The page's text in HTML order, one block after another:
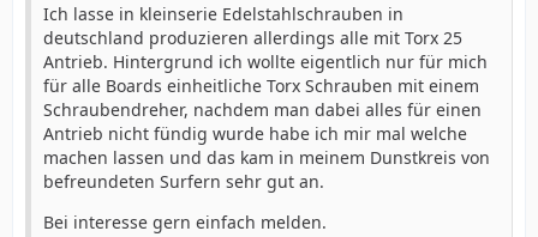
Ich lasse in kleinserie Edelstahlschrauben in
deutschland produzieren allerdings alle mit Torx 25
Antrieb. Hintergrund ich wollte eigentlich nur für mich
für alle Boards einheitliche Torx Schrauben mit einem
Schraubendreher, nachdem man dabei alles für einen
Antrieb nicht fündig wurde habe ich mir mal welche
machen lassen und das kam in meinem Dunstkreis von
befreundeten Surfern sehr gut an.
Bei interesse gern einfach melden.